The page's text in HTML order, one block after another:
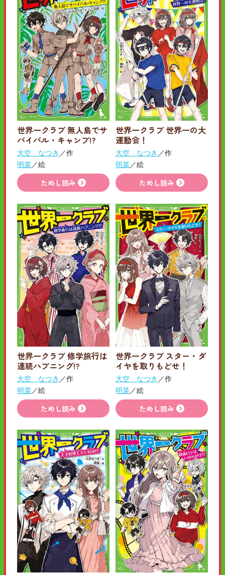
世界一クラブ 無人島でサ
バイバル・キャンプ!?
大空 なつき ／作
明菜／絵
ためし読み
世界一クラブ 世界一の大
運動会！
大空 なつき ／作
明菜／絵
ためし読み
世界一クラブ 修学旅行は
連続ハプニング!?
大空 なつき ／作
明菜／絵
ためし読み
世界一クラブ スター・ダ
イヤを取りもどせ！
大空 なつき ／作
明菜／絵
ためし読み